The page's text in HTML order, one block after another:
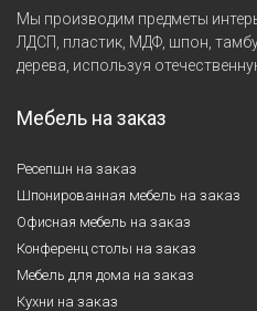
Мы производим предметы
ЛДСП, пластик, МДФ, шпон,
дерева, используя
Мебель на заказ
Ресепшн на заказ
Шпонированная мебель на заказ
Офисная мебель на заказ
Конференц столы на заказ
Мебель для дома на заказ
Кухни на заказ